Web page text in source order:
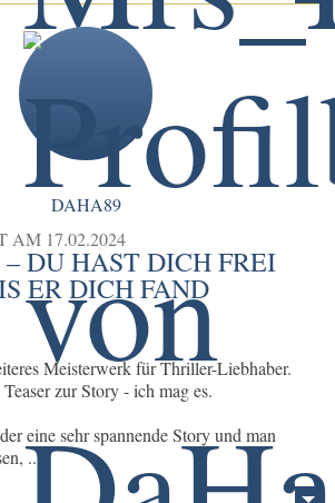
DAHA89
AM 17.02.2024
DU HAST DICH FREI
ER DICH FAND
Meisterwerk für Thriller-Liebhaber.
zur Story - ich mag es.
eine sehr spannende Story und man
...